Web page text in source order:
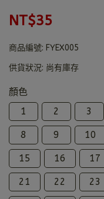
NT$35
商品編號: FYEX005
供貨狀況: 尚有庫存
顏色
1
2 3
8 9 10
15 16 17
21 22 23